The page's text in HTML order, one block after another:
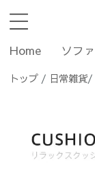
Home ソフ
トップ / 日常雑貨/